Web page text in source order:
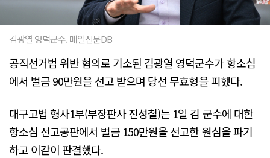
김광열 영덕군수. 매일신문DB
공직선거법 위반 혐의로 기소된 김광열 영덕군수가 항소심
에서 벌금 90만원을 선고 받으며 당선 무효형을 피했다.
대구고법 형사1부(부장판사 진성철)는 1일 김 군수에 대한
항소심 선고공판에서 벌금 150만원을 선고한 원심을 파기
하고 이같이 판결했다.